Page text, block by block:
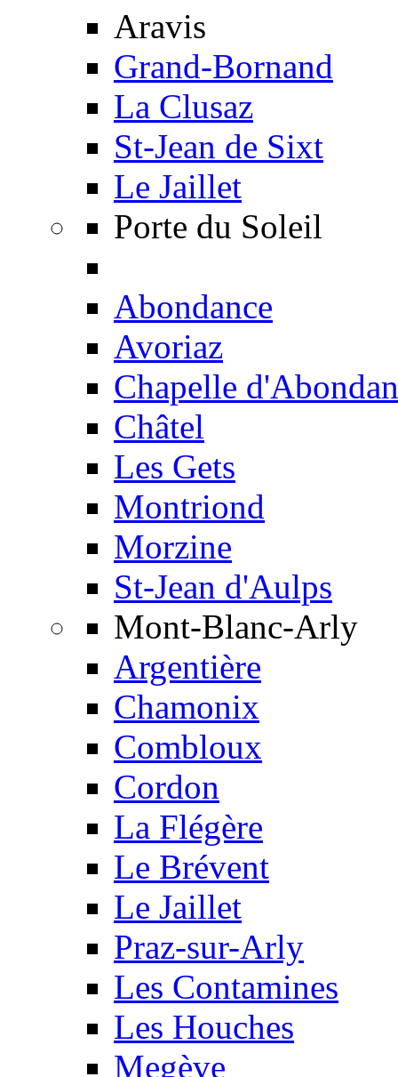
Aravis
Grand-Bornand
La Clusaz
St-Jean de Sixt
Le Jaillet
Porte du Soleil
Abondance
Avoriaz
Chapelle
Châtel
Les Gets
Montriond
Morzine
St-Jean d'Aulps
Mont-Blanc-Arly
Argentière
Chamonix
Combloux
Cordon
La Flégère
Le Brévent
Le Jaillet
Praz-sur-Arly
Les Contamines
Les Houches
Megève